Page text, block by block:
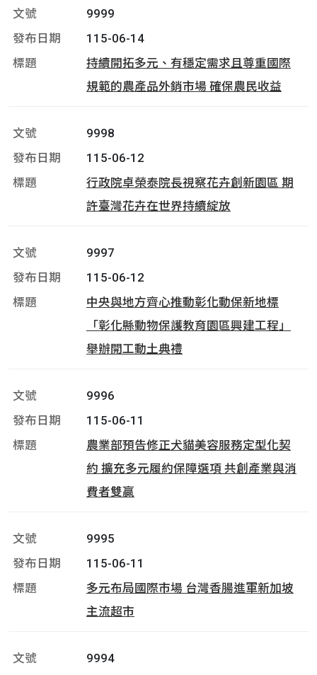
9999
115-06-14
持續開拓多元、有穩定需求且尊重國際
規範的農產品外銷市場 確保農民收益
9998
115-06-12
行政院卓榮泰院長視察花卉創新園區 期
許臺灣花卉在世界持續綻放
9997
115-06-12
中央與地方齊心推動彰化動保新地標
「彰化縣動物保護教育園區興建工程」
舉辦開工動土典禮
9996
115-06-11
農業部預告修正犬貓美容服務定型化契
約 擴充多元履約保障選項 共創產業與消
費者雙贏
9995
115-06-11
多元布局國際市場 台灣香腸進軍新加坡
主流超市
9994